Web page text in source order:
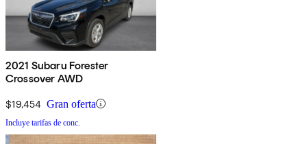
2021 Subaru Forester
Crossover AWD
$19,454 Gran oferta
Incluye tarifas de conc.